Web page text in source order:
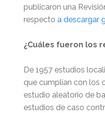
publicaron una
respecto a descargar
¿Cuáles fueron los
De 1957 estudios
que cumplían con los
estudio aleatorio de
estudios de caso